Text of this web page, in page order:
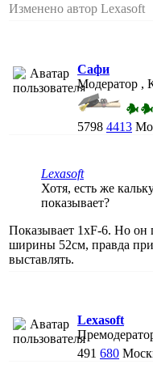
Изменено автор Lexasoft
Сафи
Модератор ,
5798 4413
Lexasoft
Хотя, есть же
показывает?
Показывает 1хF-6. Но он
ширины 52см, правда
выставлять.
Lexasoft
491 680